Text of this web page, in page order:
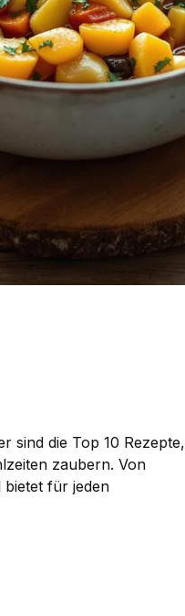
sind die Top 10 Rezepte,
zaubern. Von
bietet für jeden